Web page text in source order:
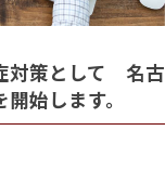
対策として 名古
始します。